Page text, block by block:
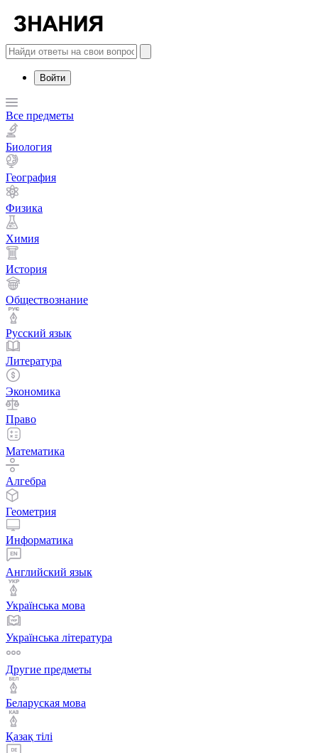
Войти
Все предметы
Биология
География
Физика
Химия
История
Обществознание
Русский язык
Литература
Экономика
Право
Математика
Алгебра
Геометрия
Информатика
Английский язык
Українська мова
Українська література
Другие предметы
Беларуская мова
Қазақ тiлi